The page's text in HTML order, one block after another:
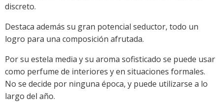
discreto.
Destaca además su gran potencial seductor, todo un
logro para una composición afrutada.
Por su estela media y su aroma sofisticado se puede usar
como perfume de interiores y en situaciones formales.
No se decide por ninguna época, y puede utilizarse a lo
largo del año.